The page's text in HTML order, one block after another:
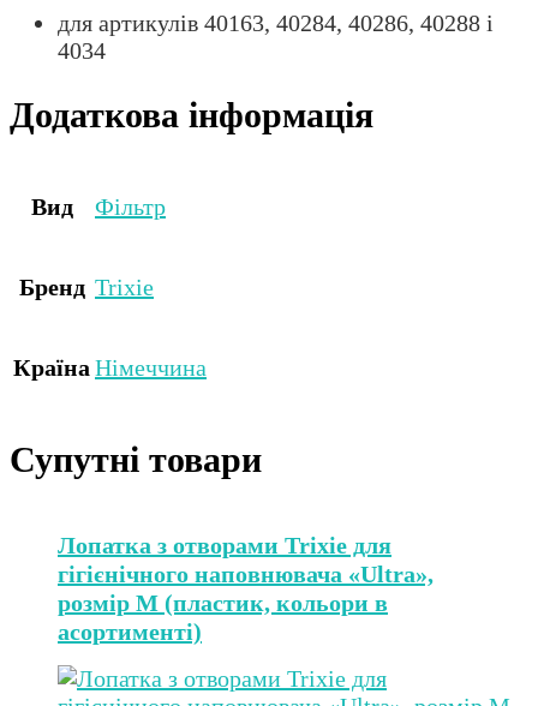
для артикулів 40163, 40284, 40286, 40288 і
4034
Додаткова інформація
Вид Фільтр
Бренд Trixie
Країна Німеччина
Супутні товари
Лопатка з отворами Trixie для
гігієнічного наповнювача «Ultra»,
розмір M (пластик, кольори в
асортименті)